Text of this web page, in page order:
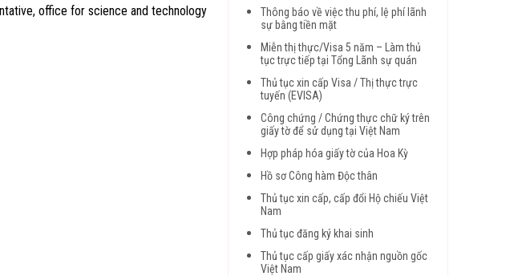
office for science and technology
Thông báo về việc thu phí, lệ phí lãnh
sự bằng tiền mặt
Miễn thị thực/Visa 5 năm – Làm thủ
tục trực tiếp tại Tổng Lãnh sự quán
Thủ tục xin cấp Visa / Thị thực trực
tuyến (EVISA)
Công chứng / Chứng thực chữ ký trên
giấy tờ để sử dụng tại Việt Nam
Hợp pháp hóa giấy tờ của Hoa Kỳ
Hồ sơ Công hàm Độc thân
Thủ tục xin cấp, cấp đổi Hộ chiếu Việt
Nam
Thủ tục đăng ký khai sinh
Thủ tục cấp giấy xác nhận nguồn gốc
Việt Nam